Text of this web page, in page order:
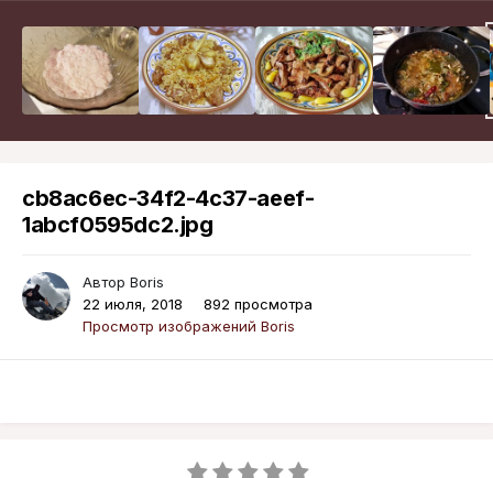
cb8ac6ec-34f2-4c37-aeef-
1abcf0595dc2.jpg
Автор Boris
22 июля, 2018
892 просмотра
Просмотр изображений Boris